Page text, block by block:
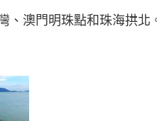
、澳門明珠點和珠海拱